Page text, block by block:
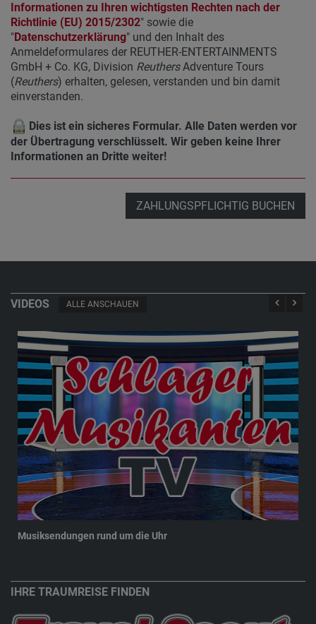
Informationen zu Ihren wichtigsten Rechten nach der
Richtlinie (EU) 2015/2302" sowie die
"Datenschutzerklärung" und den Inhalt des
Anmeldeformulares der REUTHER-ENTERTAINMENTS
GmbH + Co. KG, Division ReuthersAdventure Tours
(Reuthers) erhalten, gelesen, verstanden und bin damit
einverstanden.
Dies ist ein sicheres Formular. Alle Daten werden vor
der Übertragung verschlüsselt. Wir geben keine Ihrer
Informationen an Dritte weiter!
ZAHLUNGSPFLICHTIG BUCHEN
VIDEOS ALLE ANSCHAUEN
Musiksendungen rund um die Uhr
IHRE TRAUMREISE FINDEN